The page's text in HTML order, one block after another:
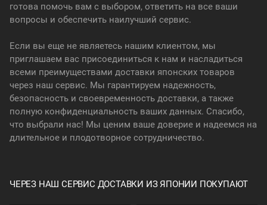
готова помочь вам с выбором, ответить на все ваши
вопросы и обеспечить наилучший сервис.
Если вы еще не являетесь нашим клиентом, мы
приглашаем вас присоединиться к нам и насладиться
всеми преимуществами доставки японских товаров
через наш сервис. Мы гарантируем надежность,
безопасность и своевременность доставки, а также
полную конфиденциальность ваших данных. Спасибо,
что выбрали нас! Мы ценим ваше доверие и надеемся на
длительное и плодотворное сотрудничество.
ЧЕРЕЗ НАШ СЕРВИС ДОСТАВКИ ИЗ ЯПОНИИ ПОКУПАЮТ